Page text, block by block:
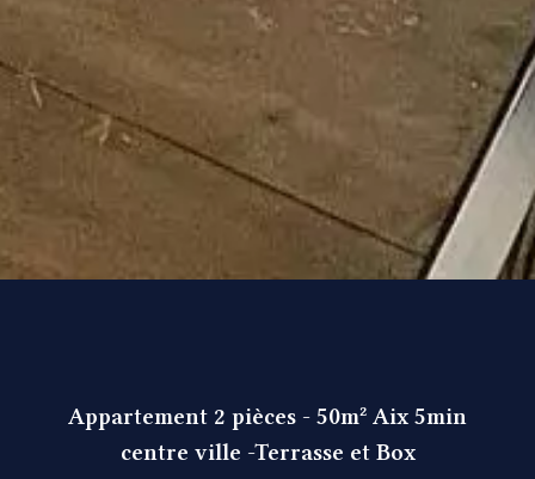
Appartement 2 pièces - 50m² Aix 5min
centre ville -Terrasse et Box